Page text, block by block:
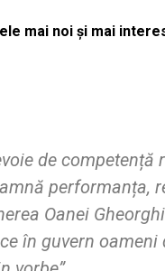
mai noi și mai
de
performanța,
Oanei
în guvern